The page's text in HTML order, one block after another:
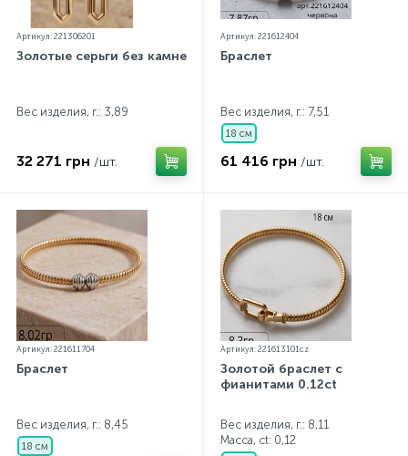
Артикул: 221306201
Золотые серьги без камней
Вес изделия, г.: 3,89
32 271 грн /шт.
Артикул: 221612404
Браслет
Вес изделия, г.: 7,51
18 см
61 416 грн /шт.
Артикул: 221611704
Браслет
Вес изделия, г.: 8,45
18 см
Артикул: 221613101cz
Золотой браслет с
фианитами 0.12ct
Вес изделия, г.: 8,11
Масса, ct: 0,12